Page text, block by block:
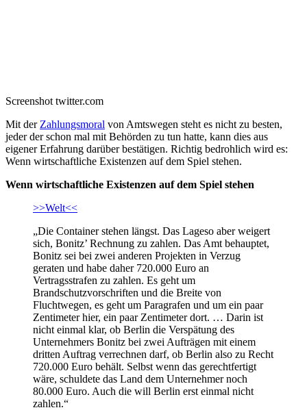
Screenshot twitter.com
Mit der Zahlungsmoral von Amtswegen steht es nicht zu besten,
jeder der schon mal mit Behörden zu tun hatte, kann dies aus
eigener Erfahrung darüber bestätigen. Richtig bedrohlich wird es:
Wenn wirtschaftliche Existenzen auf dem Spiel stehen.
Wenn wirtschaftliche Existenzen auf dem Spiel stehen
>>Welt<<
„Die Container stehen längst. Das Lageso aber weigert
sich, Bonitz’ Rechnung zu zahlen. Das Amt behauptet,
Bonitz sei bei zwei anderen Projekten in Verzug
geraten und habe daher 720.000 Euro an
Vertragsstrafen zu zahlen. Es geht um
Brandschutzvorschriften und die Breite von
Fluchtwegen, es geht um Paragrafen und um ein paar
Zentimeter hier, ein paar Zentimeter dort. … Darin ist
nicht einmal klar, ob Berlin die Verspätung des
Unternehmers Bonitz bei zwei Aufträgen mit einem
dritten Auftrag verrechnen darf, ob Berlin also zu Recht
720.000 Euro behält. Selbst wenn das gerechtfertigt
wäre, schuldete das Land dem Unternehmer noch
80.000 Euro. Auch die will Berlin erst einmal nicht
zahlen.“